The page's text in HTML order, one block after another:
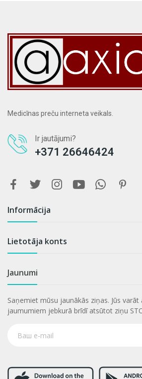
Medicīnas preču interneta veikals.
Ir jautājumi?
+371 26646424
Informācija
Lietotāja konts
Jaunumi
Saņemiet mūsu jaunākās ziņas. Jūs
jaumumiem jebkurā brīdī atsūtot ziņu